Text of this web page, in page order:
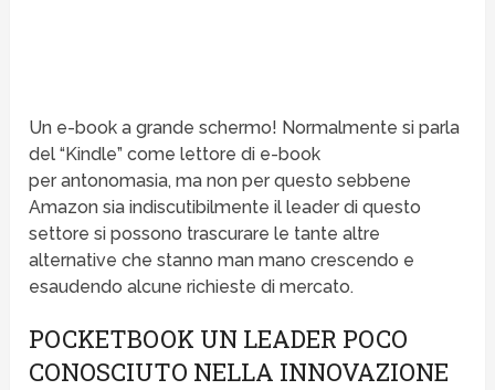
Un e-book a grande schermo! Normalmente si parla
del “Kindle” come lettore di e-book
per antonomasia, ma non per questo sebbene
Amazon sia indiscutibilmente il leader di questo
settore si possono trascurare le tante altre
alternative che stanno man mano crescendo e
esaudendo alcune richieste di mercato.
POCKETBOOK UN LEADER POCO
CONOSCIUTO NELLA INNOVAZIONE